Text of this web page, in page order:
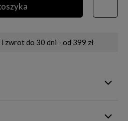
zwrot do 30 dni - od 399 zł